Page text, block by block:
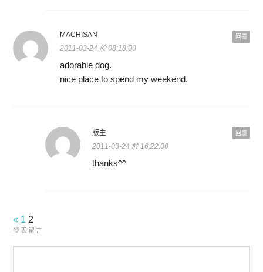
回覆
MACHISAN
2011-03-24 於 08:18:00
adorable dog.
nice place to spend my weekend.
回覆
版主
2011-03-24 於 16:22:00
thanks^^
« 1 2
發表留言